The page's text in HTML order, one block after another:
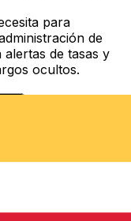
para
de
alertas de tasas y
ocultos.